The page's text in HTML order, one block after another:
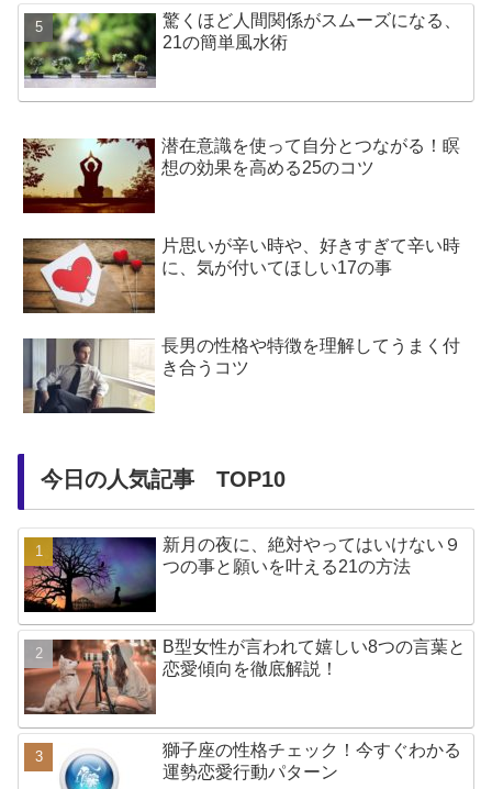
驚くほど人間関係がスムーズになる、
21の簡単風水術
潜在意識を使って自分とつながる！瞑
想の効果を高める25のコツ
片思いが辛い時や、好きすぎて辛い時
に、気が付いてほしい17の事
長男の性格や特徴を理解してうまく付
き合うコツ
今日の人気記事 TOP10
新月の夜に、絶対やってはいけない９
つの事と願いを叶える21の方法
B型女性が言われて嬉しい8つの言葉と
恋愛傾向を徹底解説！
獅子座の性格チェック！今すぐわかる
運勢恋愛行動パターン